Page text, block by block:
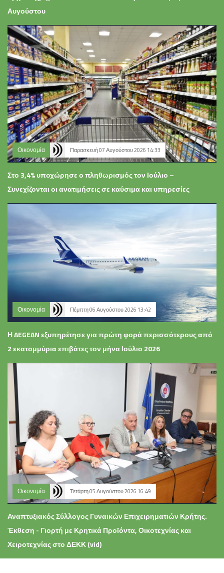
Αυγούστου
Οικονομία Παρασκευή 07 Αυγούστου 2026 14:33
Στο 3,4% υποχώρησε ο πληθωρισμός τον Ιούλιο –
Συνεχίζονται οι ανατιμήσεις σε καύσιμα και υπηρεσίες
Οικονομία Πέμπτη 06 Αυγούστου 2026 13:42
Η AEGEAN εξυπηρέτησε για πρώτη φορά περισσότερους από
2 εκατομμύρια επιβάτες τον μήνα Ιούλιο 2026
Οικονομία Τετάρτη 05 Αυγούστου 2026 16:49
Αναπτυξιακός Σύλλογος Γυναικών Επιχειρηματιών Κρήτης.
Έκθεση - Γιορτή με Κρητικά Προϊόντα, Οικοτεχνίας και
Χειροτεχνίας στο ΔΕΚΚ (vid)